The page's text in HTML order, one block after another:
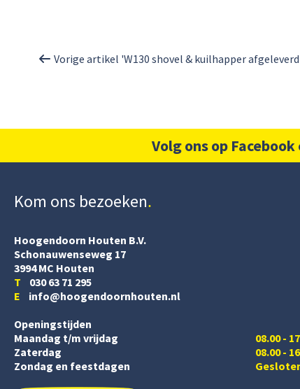
Vorige artikel 'W130 shovel & kuilhapper
Volg ons op
Kom ons bezoeken
Hoogendoorn Houten B.V.
Schonauwenseweg 17
3994 MC Houten
T 030 63 71 295
E info@hoogendoornhouten.nl
Openingstijden
Maandag t/m vrijdag
Zaterdag
08.00 -
08.00 -
Zondag en feestdagen